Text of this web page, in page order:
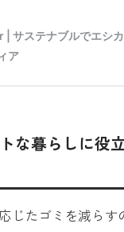
な暮らしに役
じたゴミを減らす